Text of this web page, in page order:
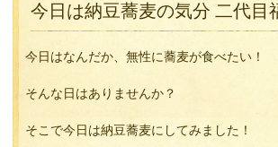
今日は納豆蕎麦の気分 二代目
今日はなんだか、無性に蕎麦が食べたい！
そんな日はありませんか？
そこで今日は納豆蕎麦にしてみました！